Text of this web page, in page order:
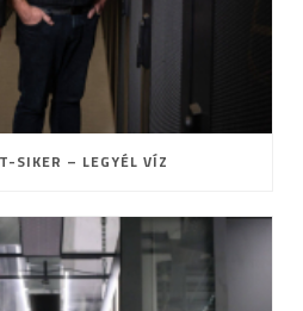
SIKER – LEGYÉL VÍZ